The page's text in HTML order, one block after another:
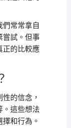
常常拿自
嘗試。但事
正的比較應
的信念，
。這些想法
和行為。